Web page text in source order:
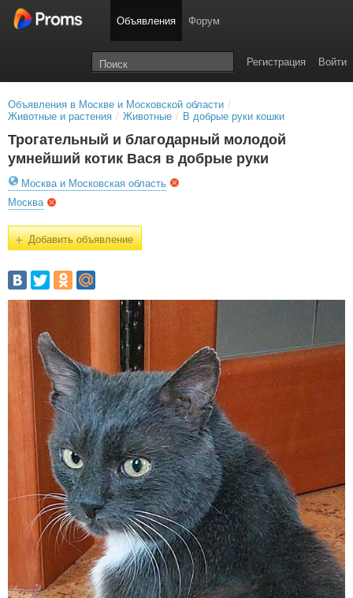
Объявления Форум
Войти
Регистрация
Объявления в Москве и Московской области /
Животные и растения / Животные / В добрые руки кошки
Трогательный и благодарный молодой
умнейший котик Вася в добрые руки
Москва и Московская область
Москва
+Добавить объявление